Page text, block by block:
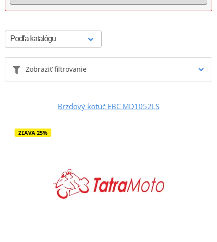
Zobraziť filtrovanie
Brzdový kotúč EBC MD1052LS
ZĽAVA 25%